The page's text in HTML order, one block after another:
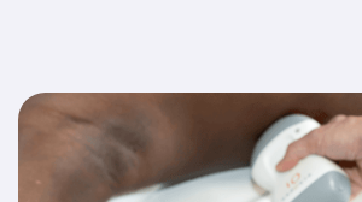
ECHOGRAPHIE CLINIQUE